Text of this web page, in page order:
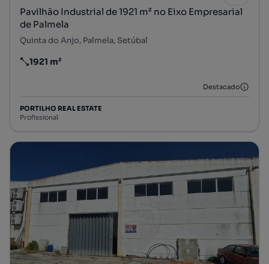
Pavilhão Industrial de 1921 m² no Eixo Empresarial
de Palmela
Quinta do Anjo, Palmela, Setúbal
Preço por metro quadrado
1921 m²
Destacado
PORTILHO REAL ESTATE
Profissional